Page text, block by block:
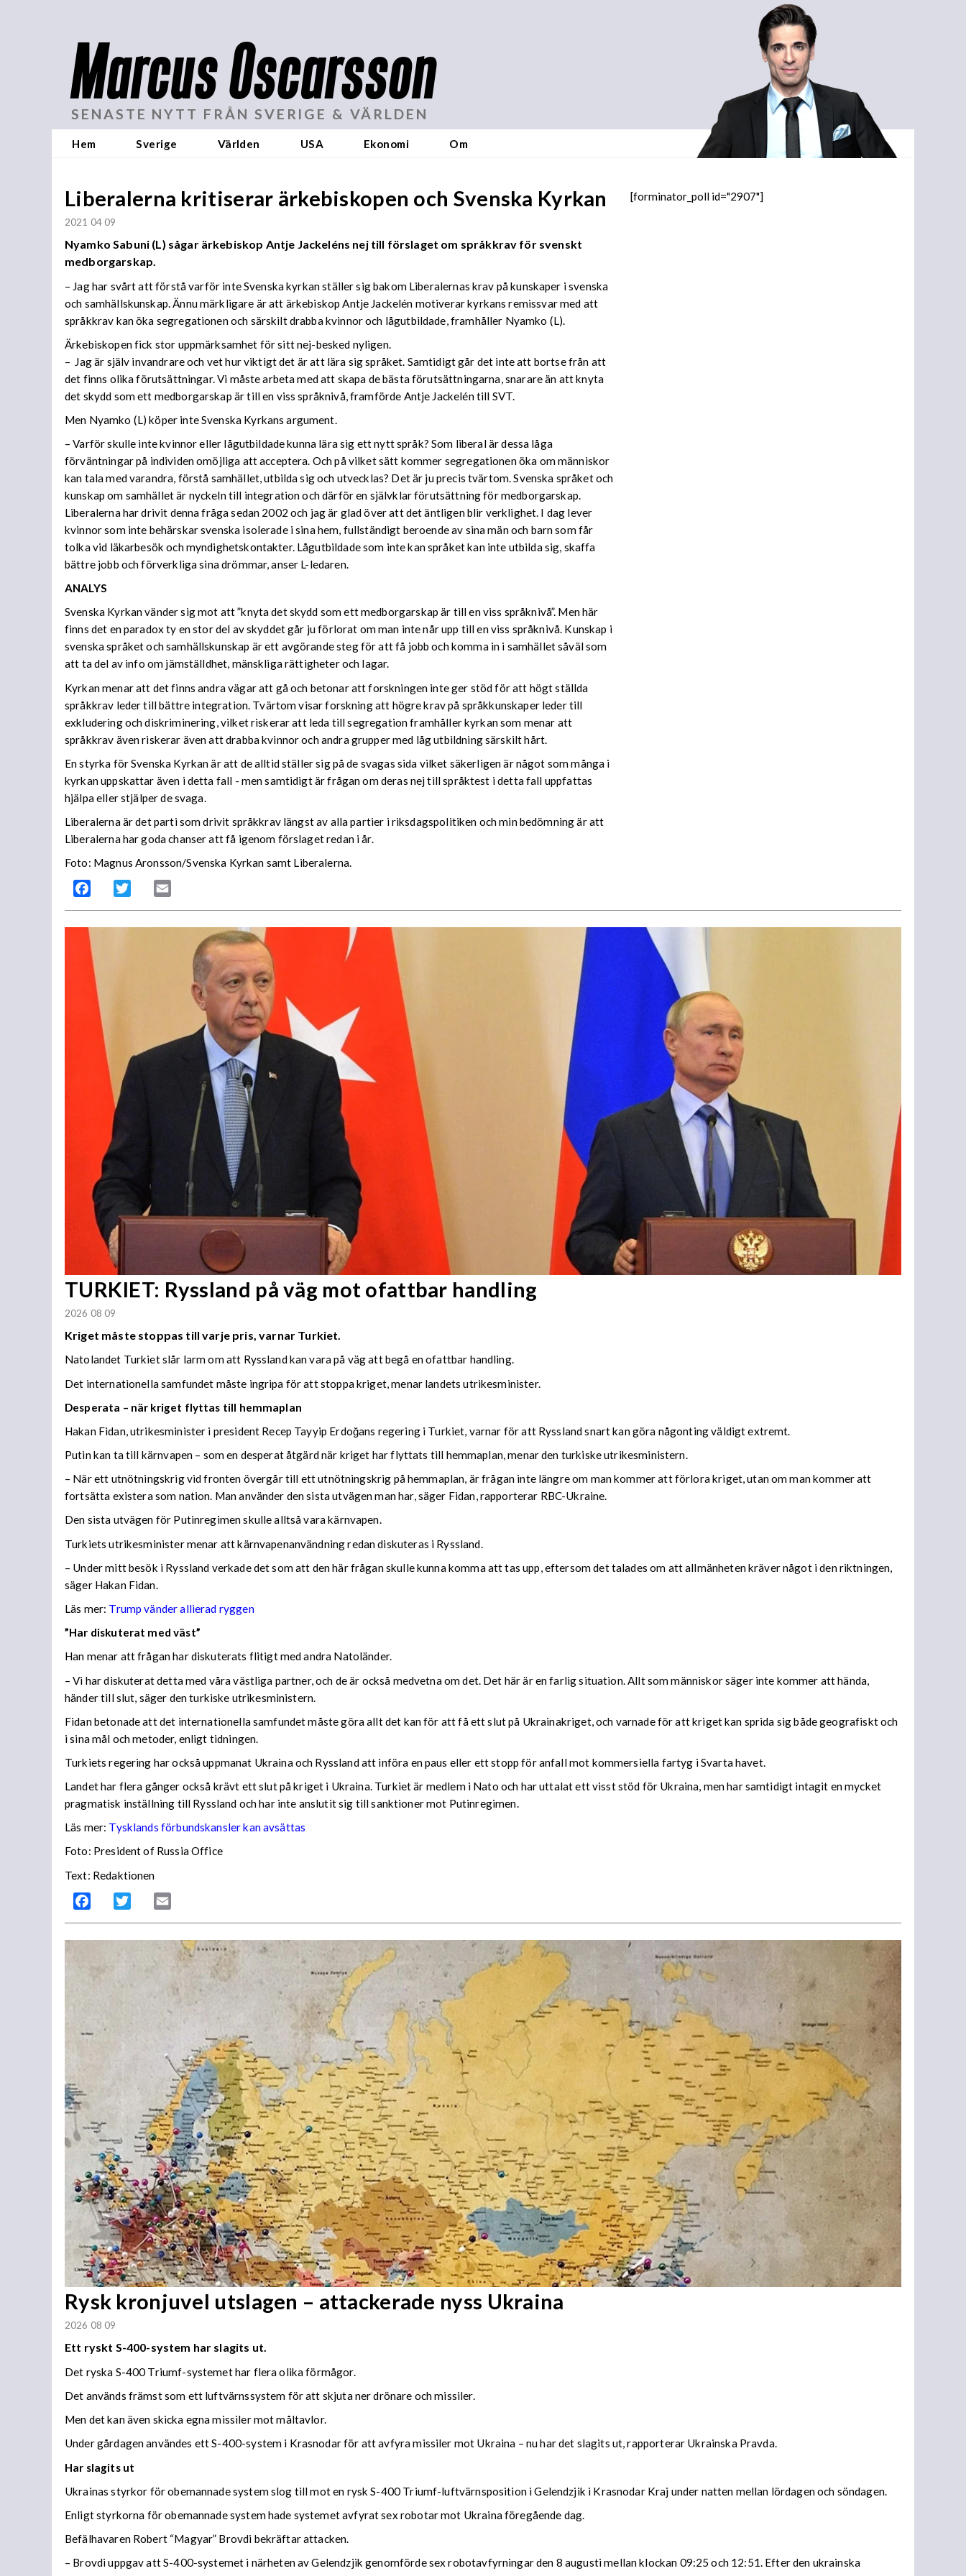
Marcus Oscarsson
SENASTE NYTT FRÅN SVERIGE & VÄRLDEN
Hem Sverige Världen USA Ekonomi Om
Liberalerna kritiserar ärkebiskopen och Svenska Kyrkan
2021 04 09
Nyamko Sabuni (L) sågar ärkebiskop Antje Jackeléns nej till förslaget om språkkrav för svenskt
medborgarskap.
– Jag har svårt att förstå varför inte Svenska kyrkan ställer sig bakom Liberalernas krav på kunskaper i svenska
och samhällskunskap. Ännu märkligare är att ärkebiskop Antje Jackelén motiverar kyrkans remissvar med att
språkkrav kan öka segregationen och särskilt drabba kvinnor och lågutbildade, framhåller Nyamko (L).
Ärkebiskopen fick stor uppmärksamhet för sitt nej-besked nyligen.
– Jag är själv invandrare och vet hur viktigt det är att lära sig språket. Samtidigt går det inte att bortse från att
det finns olika förutsättningar. Vi måste arbeta med att skapa de bästa förutsättningarna, snarare än att knyta
det skydd som ett medborgarskap är till en viss språknivå, framförde Antje Jackelén till SVT.
Men Nyamko (L) köper inte Svenska Kyrkans argument.
– Varför skulle inte kvinnor eller lågutbildade kunna lära sig ett nytt språk? Som liberal är dessa låga
förväntningar på individen omöjliga att acceptera. Och på vilket sätt kommer segregationen öka om människor
kan tala med varandra, förstå samhället, utbilda sig och utvecklas? Det är ju precis tvärtom. Svenska språket och
kunskap om samhället är nyckeln till integration och därför en självklar förutsättning för medborgarskap.
Liberalerna har drivit denna fråga sedan 2002 och jag är glad över att det äntligen blir verklighet. I dag lever
kvinnor som inte behärskar svenska isolerade i sina hem, fullständigt beroende av sina män och barn som får
tolka vid läkarbesök och myndighetskontakter. Lågutbildade som inte kan språket kan inte utbilda sig, skaffa
bättre jobb och förverkliga sina drömmar, anser L-ledaren.
ANALYS
Svenska Kyrkan vänder sig mot att ”knyta det skydd som ett medborgarskap är till en viss språknivå”. Men här
finns det en paradox ty en stor del av skyddet går ju förlorat om man inte når upp till en viss språknivå. Kunskap i
svenska språket och samhällskunskap är ett avgörande steg för att få jobb och komma in i samhället såväl som
att ta del av info om jämställdhet, mänskliga rättigheter och lagar.
Kyrkan menar att det finns andra vägar att gå och betonar att forskningen inte ger stöd för att högt ställda
språkkrav leder till bättre integration. Tvärtom visar forskning att högre krav på språkkunskaper leder till
exkludering och diskriminering, vilket riskerar att leda till segregation framhåller kyrkan som menar att
språkkrav även riskerar även att drabba kvinnor och andra grupper med låg utbildning särskilt hårt.
En styrka för Svenska Kyrkan är att de alltid ställer sig på de svagas sida vilket säkerligen är något som många i
kyrkan uppskattar även i detta fall - men samtidigt är frågan om deras nej till språktest i detta fall uppfattas
hjälpa eller stjälper de svaga.
Liberalerna är det parti som drivit språkkrav längst av alla partier i riksdagspolitiken och min bedömning är att
Liberalerna har goda chanser att få igenom förslaget redan i år.
Foto: Magnus Aronsson/Svenska Kyrkan samt Liberalerna.
[forminator_poll id="2907"]
Facebook Twitter
TURKIET: Ryssland på väg mot ofattbar handling
2026 08 09
Kriget måste stoppas till varje pris, varnar Turkiet.
Natolandet Turkiet slår larm om att Ryssland kan vara på väg att begå en ofattbar handling.
Det internationella samfundet måste ingripa för att stoppa kriget, menar landets utrikesminister.
Desperata – när kriget flyttas till hemmaplan
Hakan Fidan, utrikesminister i president Recep Tayyip Erdoğans regering i Turkiet, varnar för att Ryssland snart kan göra någonting väldigt extremt.
Putin kan ta till kärnvapen – som en desperat åtgärd när kriget har flyttats till hemmaplan, menar den turkiske utrikesministern.
– När ett utnötningskrig vid fronten övergår till ett utnötningskrig på hemmaplan, är frågan inte längre om man kommer att förlora kriget, utan om man kommer att
fortsätta existera som nation. Man använder den sista utvägen man har, säger Fidan, rapporterar RBC-Ukraine.
Den sista utvägen för Putinregimen skulle alltså vara kärnvapen.
Turkiets utrikesminister menar att kärnvapenanvändning redan diskuteras i Ryssland.
– Under mitt besök i Ryssland verkade det som att den här frågan skulle kunna komma att tas upp, eftersom det talades om att allmänheten kräver något i den riktningen,
säger Hakan Fidan.
Läs mer: Trump vänder allierad ryggen
”Har diskuterat med väst”
Han menar att frågan har diskuterats flitigt med andra Natoländer.
– Vi har diskuterat detta med våra västliga partner, och de är också medvetna om det. Det här är en farlig situation. Allt som människor säger inte kommer att hända,
händer till slut, säger den turkiske utrikesministern.
Fidan betonade att det internationella samfundet måste göra allt det kan för att få ett slut på Ukrainakriget, och varnade för att kriget kan sprida sig både geografiskt och
i sina mål och metoder, enligt tidningen.
Turkiets regering har också uppmanat Ukraina och Ryssland att införa en paus eller ett stopp för anfall mot kommersiella fartyg i Svarta havet.
Landet har flera gånger också krävt ett slut på kriget i Ukraina. Turkiet är medlem i Nato och har uttalat ett visst stöd för Ukraina, men har samtidigt intagit en mycket
pragmatisk inställning till Ryssland och har inte anslutit sig till sanktioner mot Putinregimen.
Läs mer: Tysklands förbundskansler kan avsättas
Foto: President of Russia Office
Text: Redaktionen
Facebook Twitter
Rysk kronjuvel utslagen – attackerade nyss Ukraina
2026 08 09
Ett ryskt S-400-system har slagits ut.
Det ryska S-400 Triumf-systemet har flera olika förmågor.
Det används främst som ett luftvärnssystem för att skjuta ner drönare och missiler.
Men det kan även skicka egna missiler mot måltavlor.
Under gårdagen användes ett S-400-system i Krasnodar för att avfyra missiler mot Ukraina – nu har det slagits ut, rapporterar Ukrainska Pravda.
Har slagits ut
Ukrainas styrkor för obemannade system slog till mot en rysk S-400 Triumf-luftvärnsposition i Gelendzjik i Krasnodar Kraj under natten mellan lördagen och söndagen.
Enligt styrkorna för obemannade system hade systemet avfyrat sex robotar mot Ukraina föregående dag.
Befälhavaren Robert “Magyar” Brovdi bekräftar attacken.
– Brovdi uppgav att S-400-systemet i närheten av Gelendzjik genomförde sex robotavfyrningar den 8 augusti mellan klockan 09:25 och 12:51. Efter den ukrainska